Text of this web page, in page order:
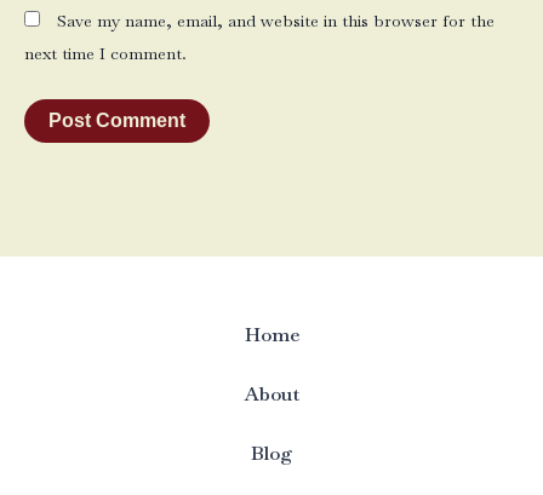
Save my name, email, and website in this browser for the
next time I comment.
Home
About
Blog